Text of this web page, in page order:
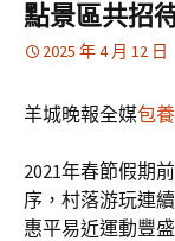
點景區共招
2025 年 4 月 12 日
羊城晚報全媒包養
2021年春節假期
序，村落游玩連
惠平易近運動豐